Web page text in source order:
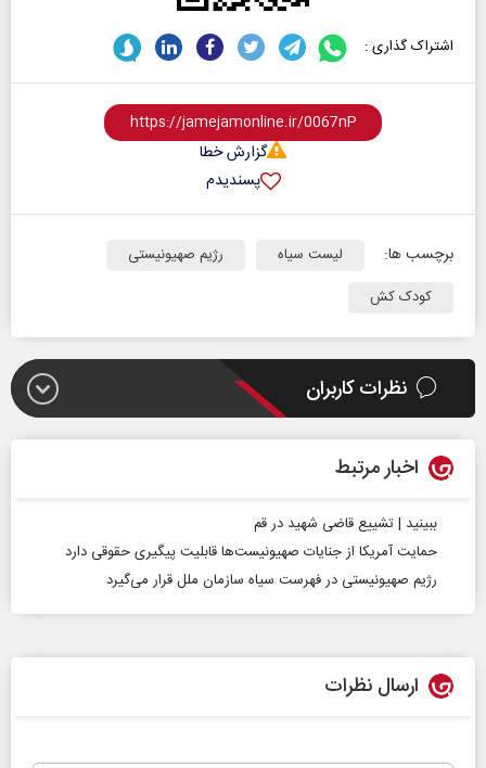
اشتراک گذاری :
گزارش خطا
پسندیدم
برچسب ها: لیست سیاه
رژیم صهیونیستی
کودک کش
نظرات کاربران
اخبار مرتبط
ببینید | تشییع قاضی شهید در قم
حمایت آمریکا از جنایات صهیونیست‌ها قابلیت پیگیری حقوقی دارد
رژیم صهیونیستی در فهرست سیاه سازمان ملل قرار می‌گیرد
ارسال نظرات